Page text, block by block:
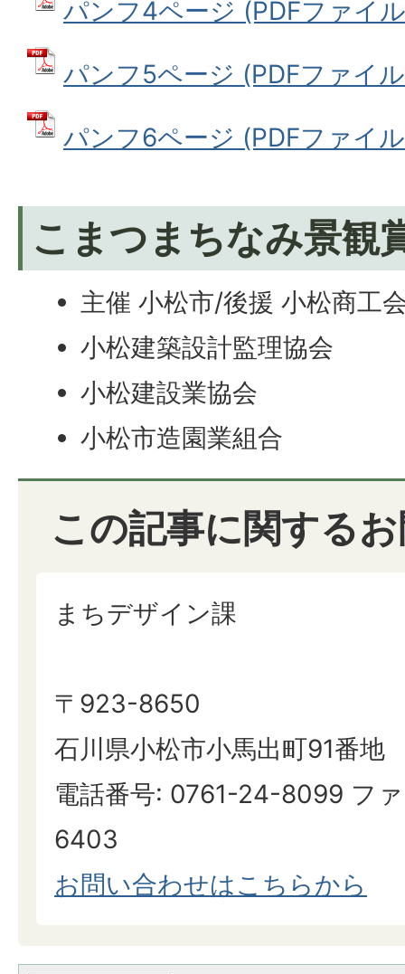
パンフ4ページ (PDFファイ
パンフ5ページ (PDFファイ
パンフ6ページ (PDFファイ
こまつまちなみ景観
主催 小松市/後援 小松商工
小松建築設計監理協会
小松建設業協会
小松市造園業組合
この記事に関する
まちデザイン課
〒923-8650
石川県小松市小馬出町91番地
電話番号: 0761-24-8099 フ
6403
お問い合わせはこちらから